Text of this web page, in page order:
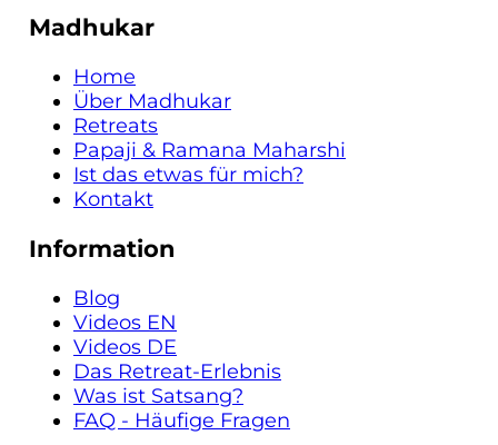
Madhukar
Home
Über Madhukar
Retreats
Papaji & Ramana Maharshi
Ist das etwas für mich?
Kontakt
Information
Blog
Videos EN
Videos DE
Das Retreat-Erlebnis
Was ist Satsang?
FAQ - Häufige Fragen